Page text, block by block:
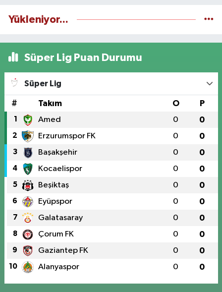
Yükleniyor...
Süper Lig Puan Durumu
Süper Lig
# Takım O P
1 Amed 0 0
2 Erzurumspor FK 0 0
3 Başakşehir 0 0
4 Kocaelispor 0 0
5 Beşiktaş 0 0
6 Eyüpspor 0 0
7 Galatasaray 0 0
8 Çorum FK 0 0
9 Gaziantep FK 0 0
10 Alanyaspor 0 0